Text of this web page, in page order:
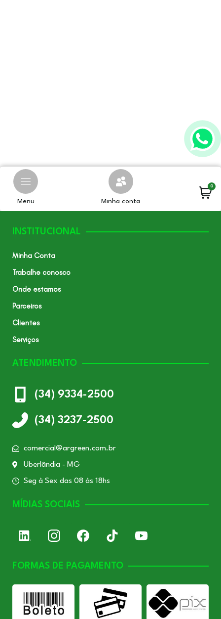
Menu Minha conta
0
INSTITUCIONAL
Minha Conta
Trabalhe conosco
Onde estamos
Parceiros
Clientes
Serviços
ATENDIMENTO
(34) 9334-2500
(34) 3237-2500
comercial@argreen.com.br
Uberlândia - MG
Seg à Sex das 08 às 18hs
MÍDIAS SOCIAIS
FORMAS DE PAGAMENTO